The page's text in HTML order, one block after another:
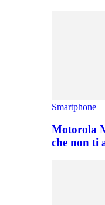
Smartphone
Motorola
che non ti